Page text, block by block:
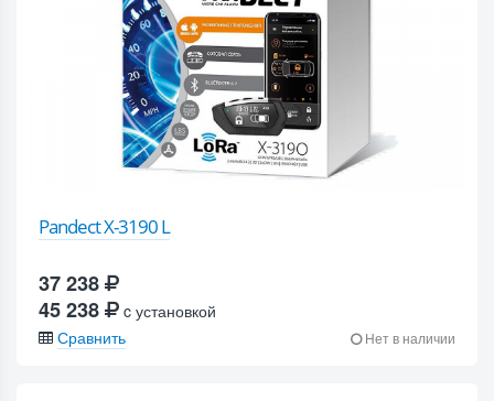
Pandect X-3190 L
37 238
45 238
c установкой
Сравнить
Нет в наличии